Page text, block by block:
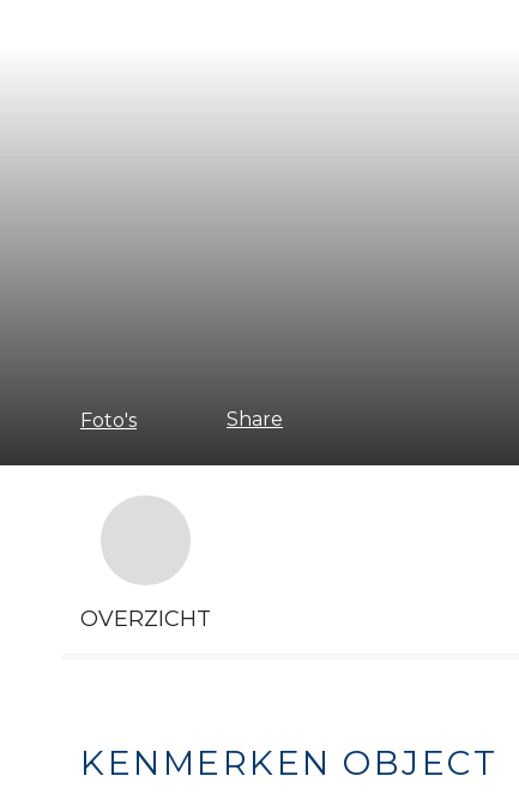
Foto's Share
OVERZICHT
KENMERKEN OBJECT